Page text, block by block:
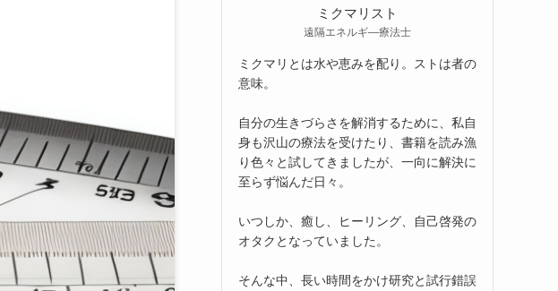
ミクマリスト
遠隔エネルギ―療法士
ミクマリとは水や恵みを配り。ストは者の
意味。
自分の生きづらさを解消するために、私自
身も沢山の療法を受けたり、書籍を読み漁
り色々と試してきましたが、一向に解決に
至らず悩んだ日々。
いつしか、癒し、ヒーリング、自己啓発の
オタクとなっていました。
そんな中、長い時間をかけ研究と試行錯誤